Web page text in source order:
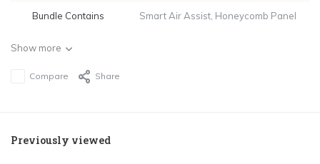
Bundle Contains Smart Air Assist, Honeycomb Panel
Show more
Compare Share
Previously viewed